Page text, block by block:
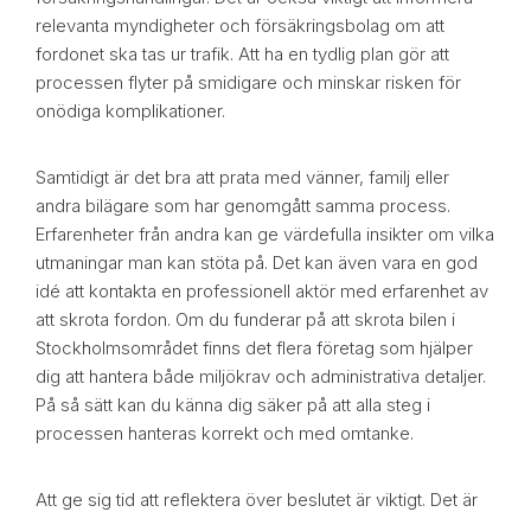
relevanta myndigheter och försäkringsbolag om att
fordonet ska tas ur trafik. Att ha en tydlig plan gör att
processen flyter på smidigare och minskar risken för
onödiga komplikationer.
Samtidigt är det bra att prata med vänner, familj eller
andra bilägare som har genomgått samma process.
Erfarenheter från andra kan ge värdefulla insikter om vilka
utmaningar man kan stöta på. Det kan även vara en god
idé att kontakta en professionell aktör med erfarenhet av
att skrota fordon. Om du funderar på att skrota bilen i
Stockholmsområdet finns det flera företag som hjälper
dig att hantera både miljökrav och administrativa detaljer.
På så sätt kan du känna dig säker på att alla steg i
processen hanteras korrekt och med omtanke.
Att ge sig tid att reflektera över beslutet är viktigt. Det är